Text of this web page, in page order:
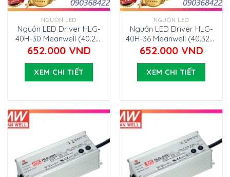
NGUỒN LED
Nguồn LED Driver HLG-
40H-30 Meanwell (40.2W
30V 1.34A)
652.000 VND
XEM CHI TIẾT
NGUỒN LED
Nguồn LED Driver HLG-
40H-36 Meanwell (40.32W
36V 1.12A)
652.000 VND
XEM CHI TIẾT